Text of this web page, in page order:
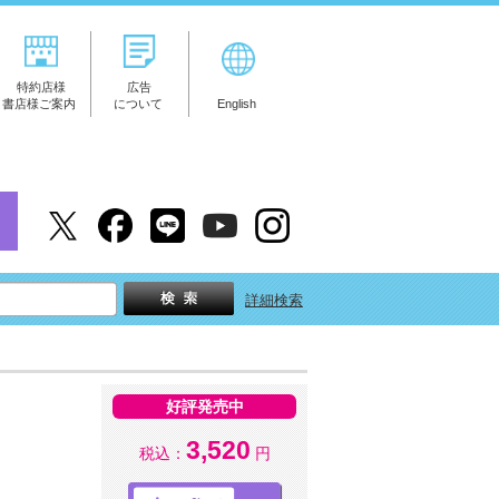
特約店様
書店様ご案内
広告
について
English
詳細検索
好評発売中
税込： 3,520 円